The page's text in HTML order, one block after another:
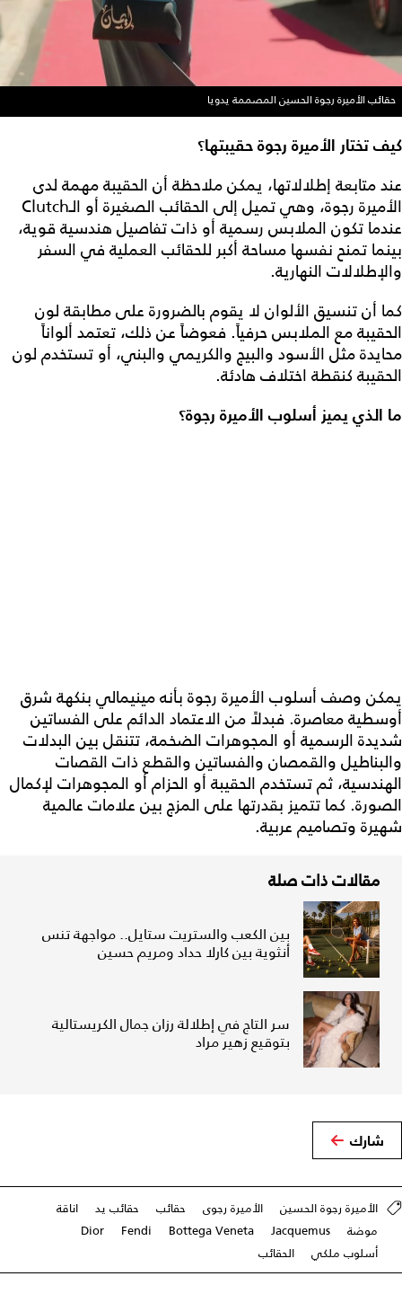
حقائب الأميرة رجوة الحسين المصممة يدويا
كيف تختار الأميرة رجوة حقيبتها؟
عند متابعة إطلالاتها، يمكن ملاحظة أن الحقيبة مهمة لدى
الأميرة رجوة، وهي تميل إلى الحقائب الصغيرة أو الـClutch
عندما تكون الملابس رسمية أو ذات تفاصيل هندسية قوية،
بينما تمنح نفسها مساحة أكبر للحقائب العملية في السفر
والإطلالات النهارية.
كما أن تنسيق الألوان لا يقوم بالضرورة على مطابقة لون
الحقيبة مع الملابس حرفياً. فعوضاً عن ذلك، تعتمد ألواناً
محايدة مثل الأسود والبيج والكريمي والبني، أو تستخدم لون
الحقيبة كنقطة اختلاف هادئة.
ما الذي يميز أسلوب الأميرة رجوة؟
يمكن وصف أسلوب الأميرة رجوة بأنه مينيمالي بنكهة شرق
أوسطية معاصرة. فبدلاً من الاعتماد الدائم على الفساتين
شديدة الرسمية أو المجوهرات الضخمة، تتنقل بين البدلات
والبناطيل والقمصان والفساتين والقطع ذات القصات
الهندسية، ثم تستخدم الحقيبة أو الحزام أو المجوهرات لإكمال
الصورة. كما تتميز بقدرتها على المزج بين علامات عالمية
شهيرة وتصاميم عربية.
مقالات ذات صلة
بين الكعب والستريت ستايل.. مواجهة تنس
أنثوية بين كارلا حداد ومريم حسين
سر التاج في إطلالة رزان جمال الكريستالية
بتوقيع زهير مراد
شارك
الأميرة رجوة الحسين الأميرة رجوى حقائب حقائب يد
اناقة
موضة
Jacquemus
Bottega Veneta
Fendi
Dior
أسلوب ملكي
الحقائب